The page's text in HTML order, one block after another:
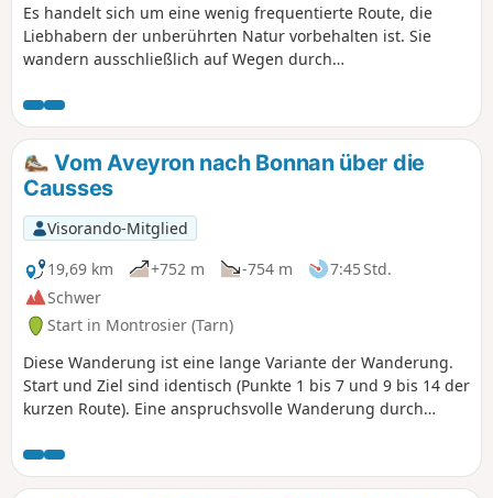
Es handelt sich um eine wenig frequentierte Route, die
Liebhabern der unberührten Natur vorbehalten ist. Sie
wandern ausschließlich auf Wegen durch
abwechslungsreiche Aussichtspunkte warten darauf,
entdeckt zu werden: das Tal von Bonnan, der Felsen von
Lexos, der versteinerte Wasserfall, Grabhügel und Dolmen.
Aufstiege und Abstiege am Rand der Klippen oder durch
das Unterholz sowie Kletterpartien entlang des Ruisseau de
Bonnan werden sportliche Wanderer begeistern.
Vom Aveyron nach Bonnan über die
Causses
Visorando-Mitglied
19,69 km
+752 m -754 m
7:45 Std.
Schwer
Start in Montrosier (Tarn)
Diese Wanderung ist eine lange Variante der Wanderung.
Start und Ziel sind identisch (Punkte 1 bis 7 und 9 bis 14 der
kurzen Route). Eine anspruchsvolle Wanderung durch